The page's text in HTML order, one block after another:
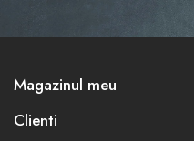
Magazinul meu
Clienti